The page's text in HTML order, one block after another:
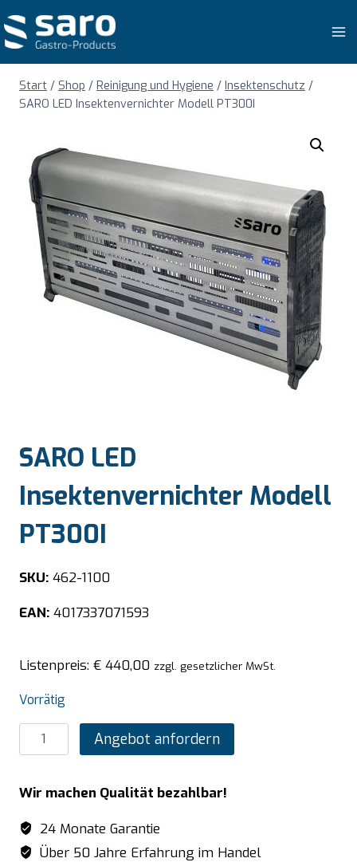
Inhalt
springen
Start / Shop / Reinigung und Hygiene / Insektenschutz /
SARO LED Insektenvernichter Modell PT300I
SARO LED
Insektenvernichter Modell
PT300I
SKU: 462-1100
EAN: 4017337071593
Listenpreis: € 440,00 zzgl. gesetzlicher MwSt.
Vorrätig
SARO
LED
Modell
PT300I
Menge
Angebot anfordern
Wir machen Qualität bezahlbar!
24 Monate Garantie
Über 50 Jahre Erfahrung im Handel